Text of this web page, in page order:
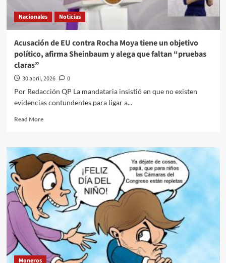
contra
y
nueve
de
Nacionales Noticias
Acusación de EU contra Rocha Moya tiene un objetivo
político, afirma Sheinbaum y alega que faltan “pruebas
claras”
30 abril, 2026
0
Por Redacción QP La mandataria insistió en que no existen
evidencias contundentes para ligar a...
Read MoreRead
Acusación
de
EU
contra
Rocha
Moya
tiene
un
objetivo
político,
afirma
Sheinbaum
Moneros